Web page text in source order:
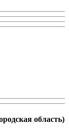
область)